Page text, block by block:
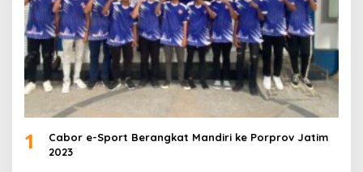
1
Cabor e-Sport Berangkat Mandiri ke Porprov Jatim
2023